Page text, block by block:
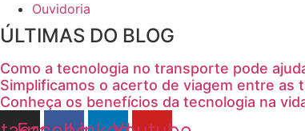
Ouvidoria
ÚLTIMAS DO BLOG
Como a tecnologia no transporte pode
Simplificamos o acerto de viagem entre as
Conheça os benefícios da tecnologia na